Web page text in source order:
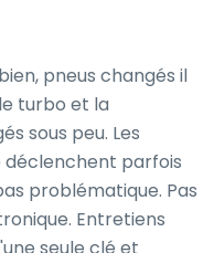
pneus changés il
turbo et la
sous peu. Les
parfois
problématique. Pas
Entretiens